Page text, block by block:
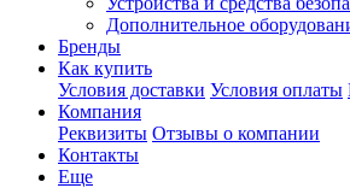
Дополнительное
Бренды
Как купить
Условия доставки Условия оплаты
Компания
Реквизиты Отзывы о компании
Контакты
Еще